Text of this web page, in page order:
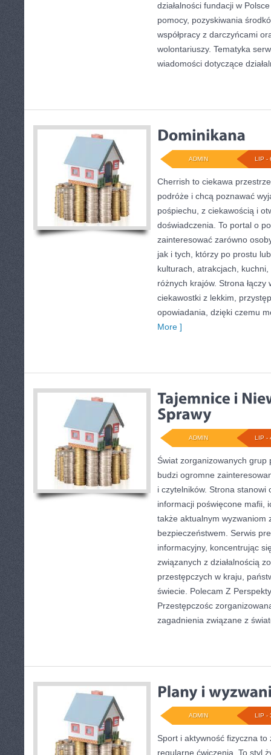
działalności fundacji w
pomocy, pozyskiwania
współpracy z darczyńcami
wolontariuszy. Tematyka
wiadomości dotyczące
LIP -
ADMIN
Cherrish to ciekawa
podróże i chcą poznawać
pośpiechu, z ciekawością i
doświadczenia. To portal o
zainteresować zarówno
jak i tych, którzy po prostu
kulturach, atrakcjach,
różnych krajów. Strona
ciekawostki z lekkim,
opowiadania, dzięki czemu
More ]
LIP -
ADMIN
Świat zorganizowanych grup
budzi ogromne
i czytelników. Strona stanowi
informacji poświęcone mafii,
także aktualnym wyzwaniom
bezpieczeństwem. Serwis
informacyjny, koncentrując
związanych z działalnością
przestępczych w kraju,
świecie. Polecam Z
Przestępczośc
zagadnienia związane z
LIP -
ADMIN
Sport i aktywność fizyczna
regularne ćwiczenia. To styl